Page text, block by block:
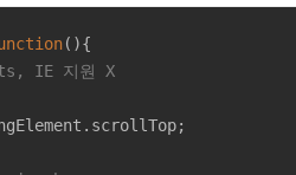
( ){
IE 지원 X